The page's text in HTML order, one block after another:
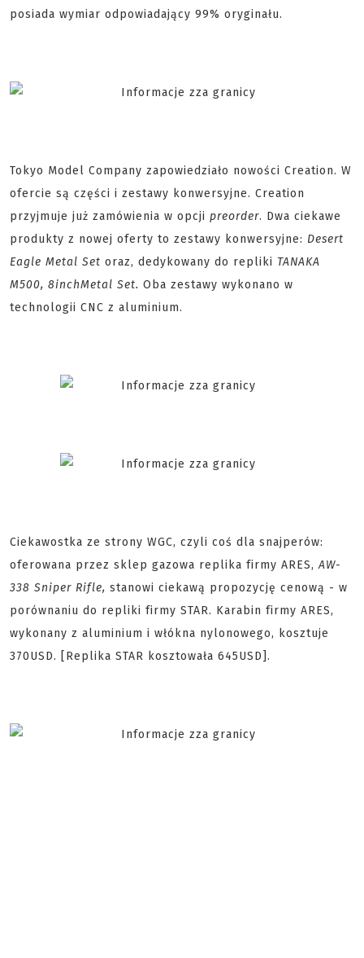
posiada wymiar odpowiadający 99% oryginału.
Tokyo Model Company zapowiedziało nowości Creation. W
ofercie są części i zestawy konwersyjne. Creation
przyjmuje już zamówienia w opcji preorder. Dwa ciekawe
produkty z nowej oferty to zestawy konwersyjne: Desert
Eagle Metal Set oraz, dedykowany do repliki TANAKA
M500, 8inchMetal Set. Oba zestawy wykonano w
technologii CNC z aluminium.
Ciekawostka ze strony WGC, czyli coś dla snajperów:
oferowana przez sklep gazowa replika firmy ARES,AW-
338 Sniper Rifle, stanowi ciekawą propozycję cenową - w
porównaniu do repliki firmy STAR. Karabin firmy ARES,
wykonany z aluminium i włókna nylonowego, kosztuje
370USD. [Replika STAR kosztowała 645USD].